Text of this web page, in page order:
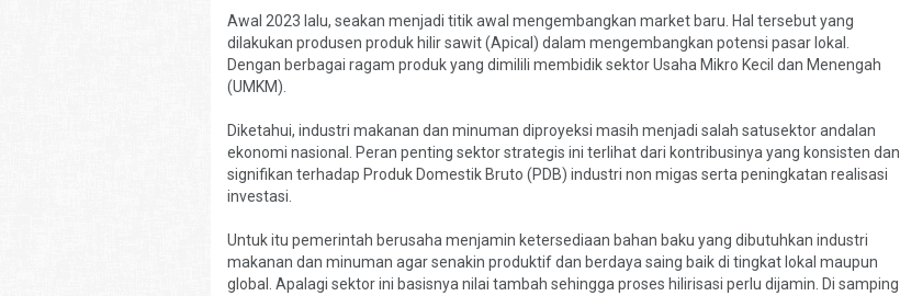
Awal 2023 lalu, seakan menjadi titik awal mengembangkan market baru. Hal tersebut yang
dilakukan produsen produk hilir sawit (Apical) dalam mengembangkan potensi pasar lokal.
Dengan berbagai ragam produk yang dimilili membidik sektor Usaha Mikro Kecil dan Menengah
(UMKM).
Diketahui, industri makanan dan minuman diproyeksi masih menjadi salah satusektor andalan
ekonomi nasional. Peran penting sektor strategis ini terlihat dari kontribusinya yang konsisten dan
signifikan terhadap Produk Domestik Bruto (PDB) industri non migas serta peningkatan realisasi
investasi.
Untuk itu pemerintah berusaha menjamin ketersediaan bahan baku yang dibutuhkan industri
makanan dan minuman agar senakin produktif dan berdaya saing baik di tingkat lokal maupun
global. Apalagi sektor ini basisnya nilai tambah sehingga proses hilirisasi perlu dijamin. Di samping